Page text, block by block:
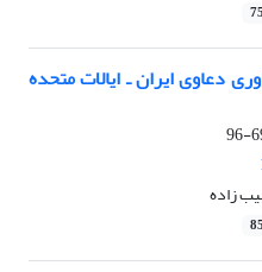
دعاوی ایران ـ ایالات متحده
زاده